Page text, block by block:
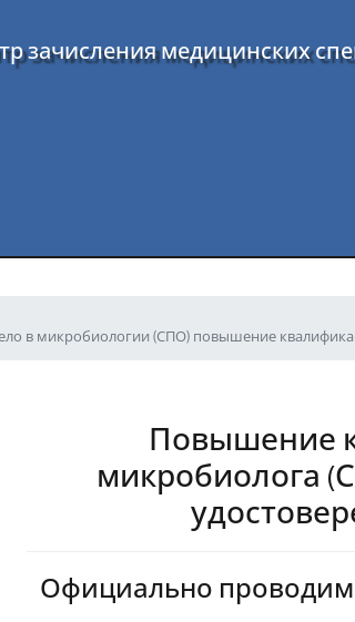
зачисления медицинских
в микробиологии (СПО) повышение
Повышение
микробиолога
Официально